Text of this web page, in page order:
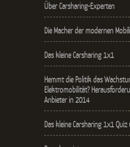
Über Carsharing-Experten
Die Macher der modernen
Das kleine Carsharing 1x1
Hemmt die Politik das
Elektromobilität?
Anbieter in 2014
Das kleine Carsharing 1x1